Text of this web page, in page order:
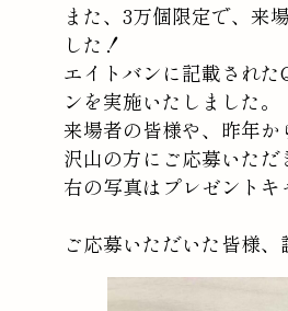
また、3万個限定で、来
した！
エイトバンに記載され
ンを実施いたしました。
来場者の皆様や、昨年
沢山の方にご応募いただ
右の写真はプレゼント
ご応募いただいた皆様、